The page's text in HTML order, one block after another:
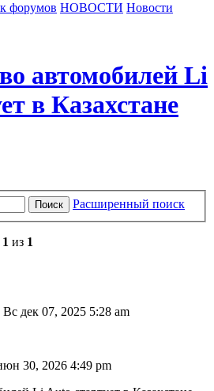
форумов НОВОСТИ Новости
автомобилей Li
в Казахстане
Поиск Расширенный поиск
1 из 1
Вс дек 07, 2025 5:28 am
30, 2026 4:49 pm